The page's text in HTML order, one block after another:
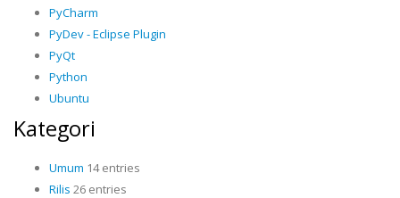
PyCharm
PyDev - Eclipse Plugin
PyQt
Python
Ubuntu
Kategori
Umum 14 entries
Rilis 26 entries